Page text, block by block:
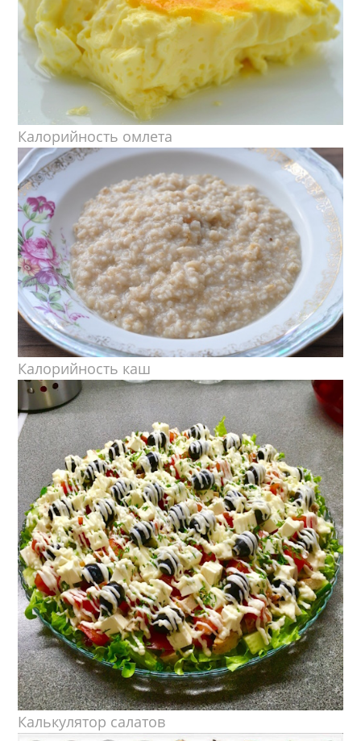
Калорийность омлета
Калорийность каш
Калькулятор салатов